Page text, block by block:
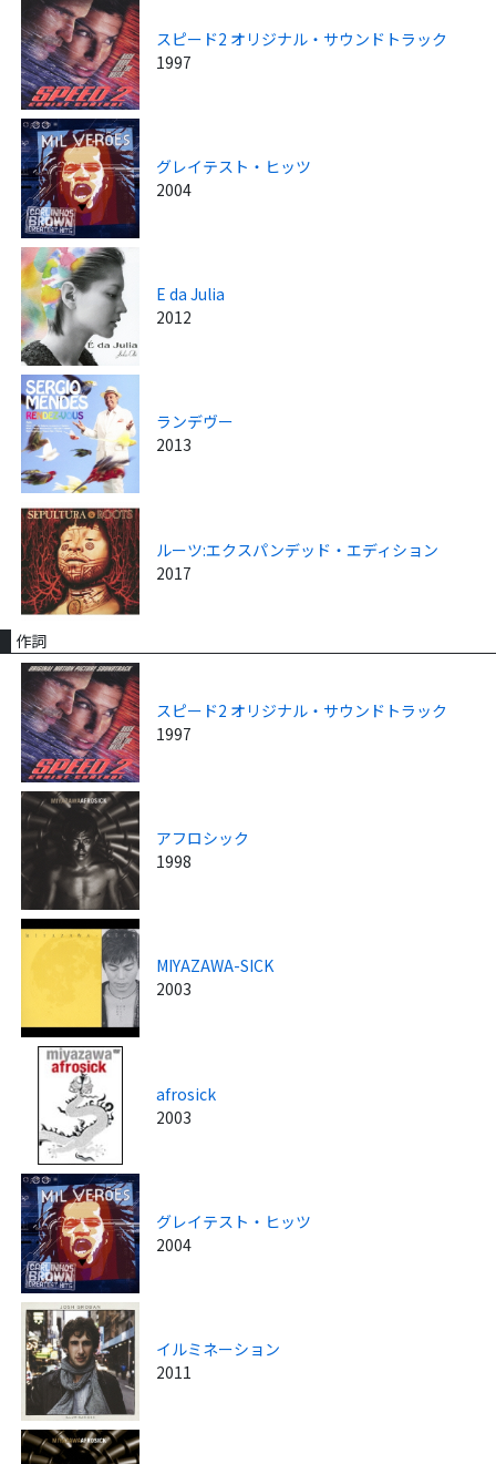
スピード2 オリジナル・サウンドトラック
1997
グレイテスト・ヒッツ
2004
E da Julia
2012
ランデヴー
2013
ルーツ:エクスパンデッド・エディション
2017
作詞
スピード2 オリジナル・サウンドトラック
1997
アフロシック
1998
MIYAZAWA-SICK
2003
afrosick
2003
グレイテスト・ヒッツ
2004
イルミネーション
2011